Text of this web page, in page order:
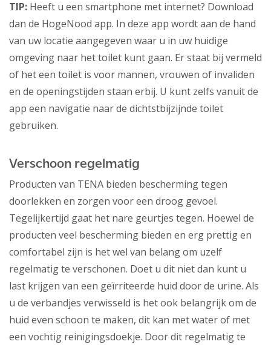
TIP: Heeft u een smartphone met internet? Download
dan de HogeNood app. In deze app wordt aan de hand
van uw locatie aangegeven waar u in uw huidige
omgeving naar het toilet kunt gaan. Er staat bij vermeld
of het een toilet is voor mannen, vrouwen of invaliden
en de openingstijden staan erbij. U kunt zelfs vanuit de
app een navigatie naar de dichtstbijzijnde toilet
gebruiken.
Verschoon regelmatig
Producten van TENA bieden bescherming tegen
doorlekken en zorgen voor een droog gevoel.
Tegelijkertijd gaat het nare geurtjes tegen. Hoewel de
producten veel bescherming bieden en erg prettig en
comfortabel zijn is het wel van belang om uzelf
regelmatig te verschonen. Doet u dit niet dan kunt u
last krijgen van een geïrriteerde huid door de urine. Als
u de verbandjes verwisseld is het ook belangrijk om de
huid even schoon te maken, dit kan met water of met
een vochtig reinigingsdoekje. Door dit regelmatig te